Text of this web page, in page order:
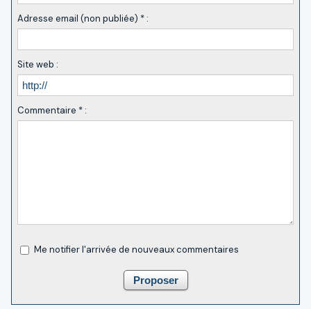
Adresse email (non publiée) * :
Site web :
Commentaire * :
Me notifier l'arrivée de nouveaux commentaires